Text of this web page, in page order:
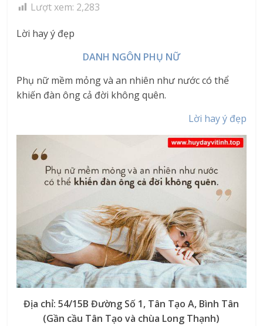
Lượt xem: 2,283
Lời hay ý đẹp
DANH NGÔN PHỤ NỮ
Phụ nữ mềm mỏng và an nhiên như nước có thể
khiến đàn ông cả đời không quên.
Lời hay ý đẹp
Địa chỉ: 54/15B Đường Số 1, Tân Tạo A, Bình Tân
(Gần cầu Tân Tạo và chùa Long Thạnh)